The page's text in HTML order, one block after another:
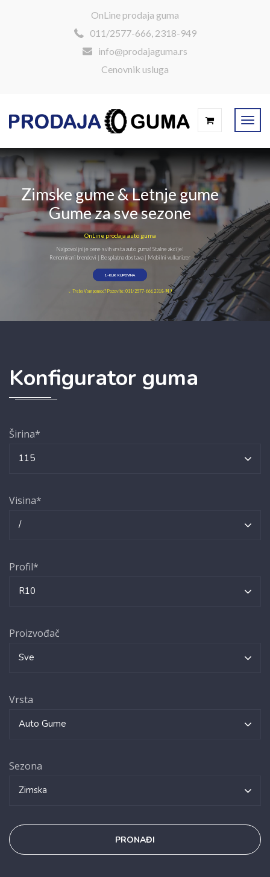
OnLine prodaja guma
011/2577-666, 2318-949
info@prodajaguma.rs
Cenovnik usluga
Zimske gume & Letnje gume
Gume za sve sezone
OnLine prodaja auto guma
Najpovoljnije cene svih vrsta auto guma! Stalne akcije!
Renomirani brendovi | Besplatna dostava | Mobilni vulkanizer
1-KLIK KUPOVINA
Treba Vam pomoć? Pozovite: 011/2577-666, 2318-949
Konfigurator guma
Širina*
115
Visina*
/
Profil*
R10
Proizvođač
Sve
Vrsta
Auto Gume
Sezona
Zimska
PRONAĐI